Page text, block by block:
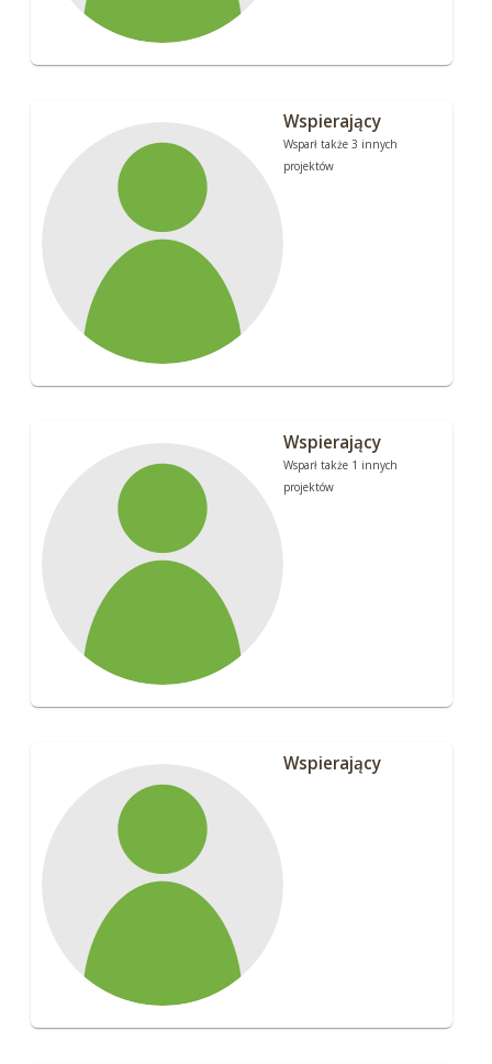
Wspierający
Wsparł także 3 innych
projektów
Wspierający
Wsparł także 1 innych
projektów
Wspierający